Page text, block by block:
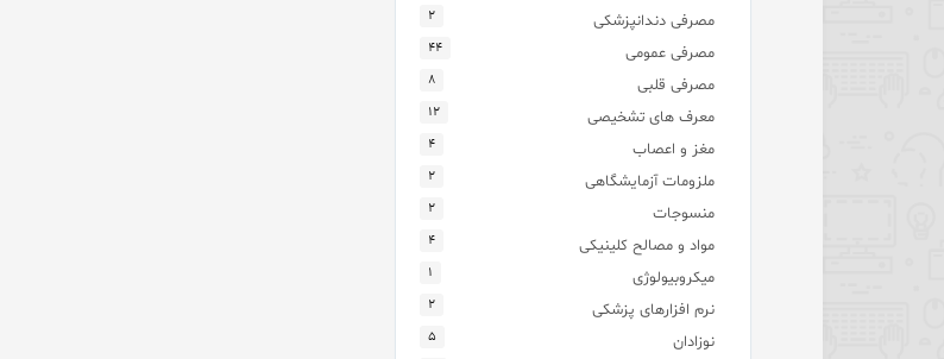
مصرفی دندانپزشکی ۲
مصرفی عمومی ۴۴
مصرفی قلبی ۸
معرف های تشخیصی ۱۲
مغز و اعصاب ۴
ملزومات آزمایشگاهی ۲
منسوجات ۲
مواد و مصالح کلینیکی ۴
میکروبیولوژی ۱
نرم افزارهای پزشکی ۲
نوزادان ۵